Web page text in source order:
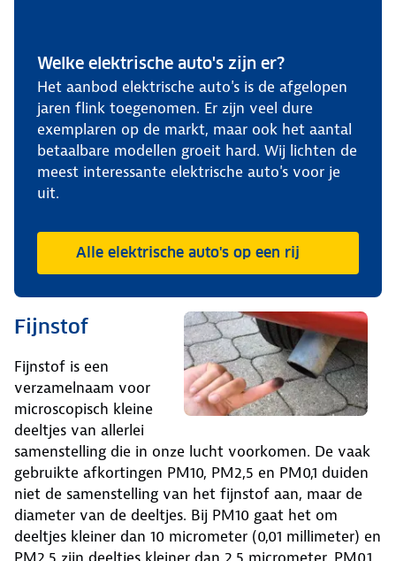
Welke elektrische auto's zijn er?
Het aanbod elektrische auto's is de afgelopen
jaren flink toegenomen. Er zijn veel dure
exemplaren op de markt, maar ook het aantal
betaalbare modellen groeit hard. Wij lichten de
meest interessante elektrische auto's voor je
uit.
Alle elektrische auto's op een rij
Fijnstof
Fijnstof is een
verzamelnaam voor
microscopisch kleine
deeltjes van allerlei
samenstelling die in onze lucht voorkomen. De vaak
gebruikte afkortingen PM10, PM2,5 en PM0,1 duiden
niet de samenstelling van het fijnstof aan, maar de
diameter van de deeltjes. Bij PM10 gaat het om
deeltjes kleiner dan 10 micrometer (0,01 millimeter) en
PM2,5 zijn deeltjes kleiner dan 2,5 micrometer. PM0,1